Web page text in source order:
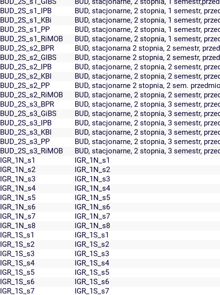
BUD_2S_s1_IPB
BUD, stacjonarne, 2 stopnia, 1 semestr,
BUD_2S_s1_KBi
BUD, stacjonarne, 2 stopnia, 1 semestr,
BUD_2S_s1_PP
BUD, stacjonarne, 2 stopnia, 1 semestr,
BUD_2S_s1_RiMOB
BUD, stacjonarne, 2 stopnia, 1 semestr,
BUD_2S_s2_BPR
BUD, stacjonarna 2 stopnia, 2 semestr,
BUD_2S_s2_GIBS
BUD, stacjonarne 2 stopnia, 2 semestr,
BUD_2S_s2_IPB
BUD, stacjonarne, 2 stopnia, 2 semestr,
BUD_2S_s2_KBI
BUD, stacjonarne, 2 stopnia, 2 semestr,
BUD_2S_s2_PP
BUD, stacjonarne 2 stopnia, 2 sem.
BUD_2S_s2_RiMOB
BUD, stacjonarne, 2 stopnia, 2 semestr,
BUD_2S_s3_BPR
BUD, stacjonarne, 2 stopnia, 3 semestr,
BUD_2S_s3_GiBS
BUD, stacjonarne, 2 stopnia, 3 semestr,
BUD_2S_s3_IPB
BUD, stacjonarne, 2 stopnia, 3 semestr,
BUD_2S_s3_KBI
BUD, stacjonarne, 2 stopnia, 3 semestr,
BUD_2S_s3_PP
BUD, stacjonarne, 2 stopnia, 3 semestr,
BUD_2S_s3_RiMOB
BUD, stacjonarne, 2 stopnia, 3 semestr,
IGR_1N_s1
IGR_1N_s1
IGR_1N_s2
IGR_1N_s2
IGR_1N_s3
IGR_1N_s3
IGR_1N_s4
IGR_1N_s4
IGR_1N_s5
IGR_1N_s5
IGR_1N_s6
IGR_1N_s6
IGR_1N_s7
IGR_1N_s7
IGR_1N_s8
IGR_1N_s8
IGR_1S_s1
IGR_1S_s1
IGR_1S_s2
IGR_1S_s2
IGR_1S_s3
IGR_1S_s3
IGR_1S_s4
IGR_1S_s4
IGR_1S_s5
IGR_1S_s5
IGR_1S_s6
IGR_1S_s6
IGR_1S_s7
IGR_1S_s7